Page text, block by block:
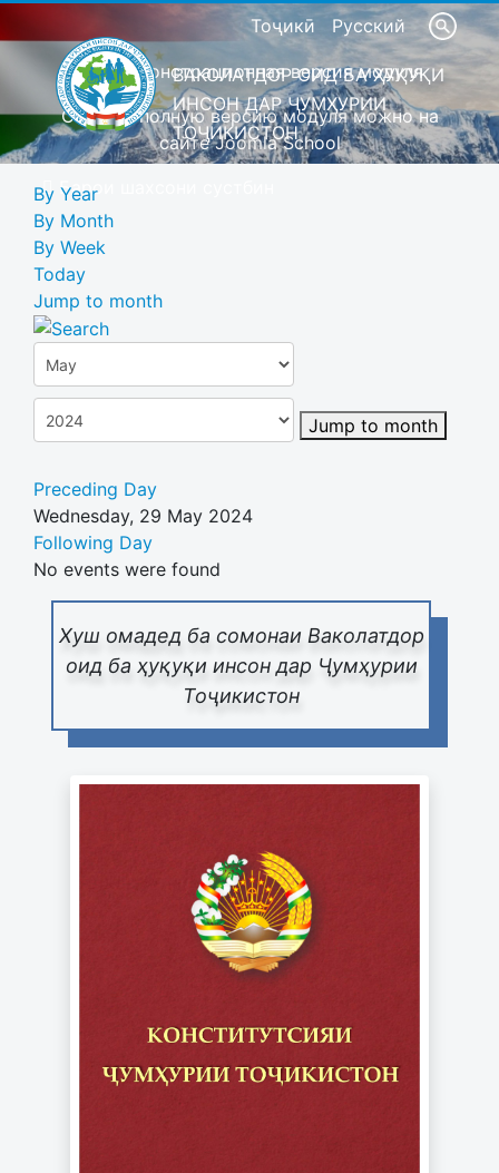
Тоҷикӣ Русский
Это демонстрационная версия модуля
Скачать полную версию модуля можно на
сайте Joomla School
Барои шахсони сустбин
ВАКОЛАТДОР ОИД БА ҲУҚУҚИ
ИНСОН ДАР ҶУМҲУРИИ
ТОҶИКИСТОН
Хуш омадед ба сомонаи Ваколатдор
оид ба ҳуқуқи инсон дар Ҷумҳурии
Тоҷикистон
By Year
By Month
By Week
Today
Jump to month
Jump to month
Preceding Day
Wednesday, 29 May 2024
Following Day
No events were found